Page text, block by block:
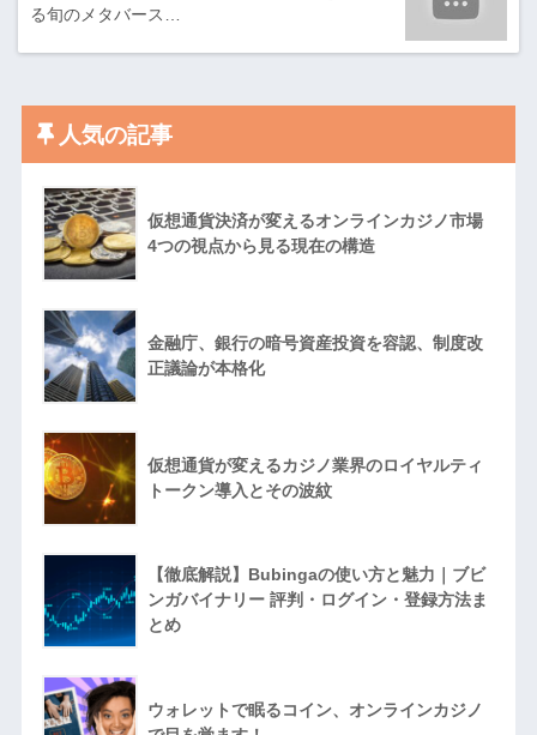
る旬のメタバース…
人気の記事
仮想通貨決済が変えるオンラインカジノ市場
4つの視点から見る現在の構造
金融庁、銀行の暗号資産投資を容認、制度改
正議論が本格化
仮想通貨が変えるカジノ業界のロイヤルティ
トークン導入とその波紋
【徹底解説】Bubingaの使い方と魅力｜ブビ
ンガバイナリー 評判・ログイン・登録方法ま
とめ
ウォレットで眠るコイン、オンラインカジノ